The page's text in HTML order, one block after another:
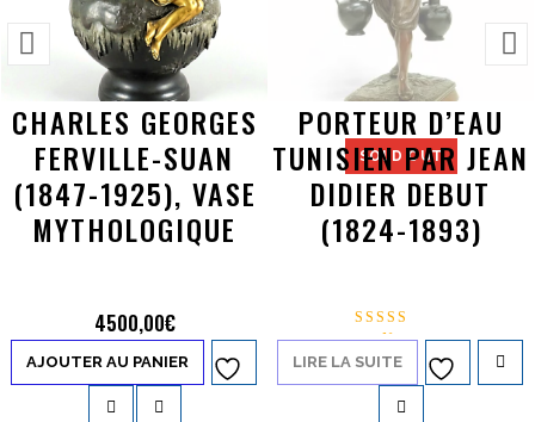
CHARLES GEORGES
FERVILLE-SUAN
(1847-1925), VASE
MYTHOLOGIQUE
4500,00€
AJOUTER AU PANIER
SOLD OUT
PORTEUR D’EAU
TUNISIEN PAR JEAN
DIDIER DEBUT
(1824-1893)
Note
5.00
sur 5
LIRE LA SUITE